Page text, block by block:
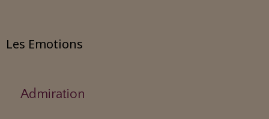
Les Emotions
Admiration